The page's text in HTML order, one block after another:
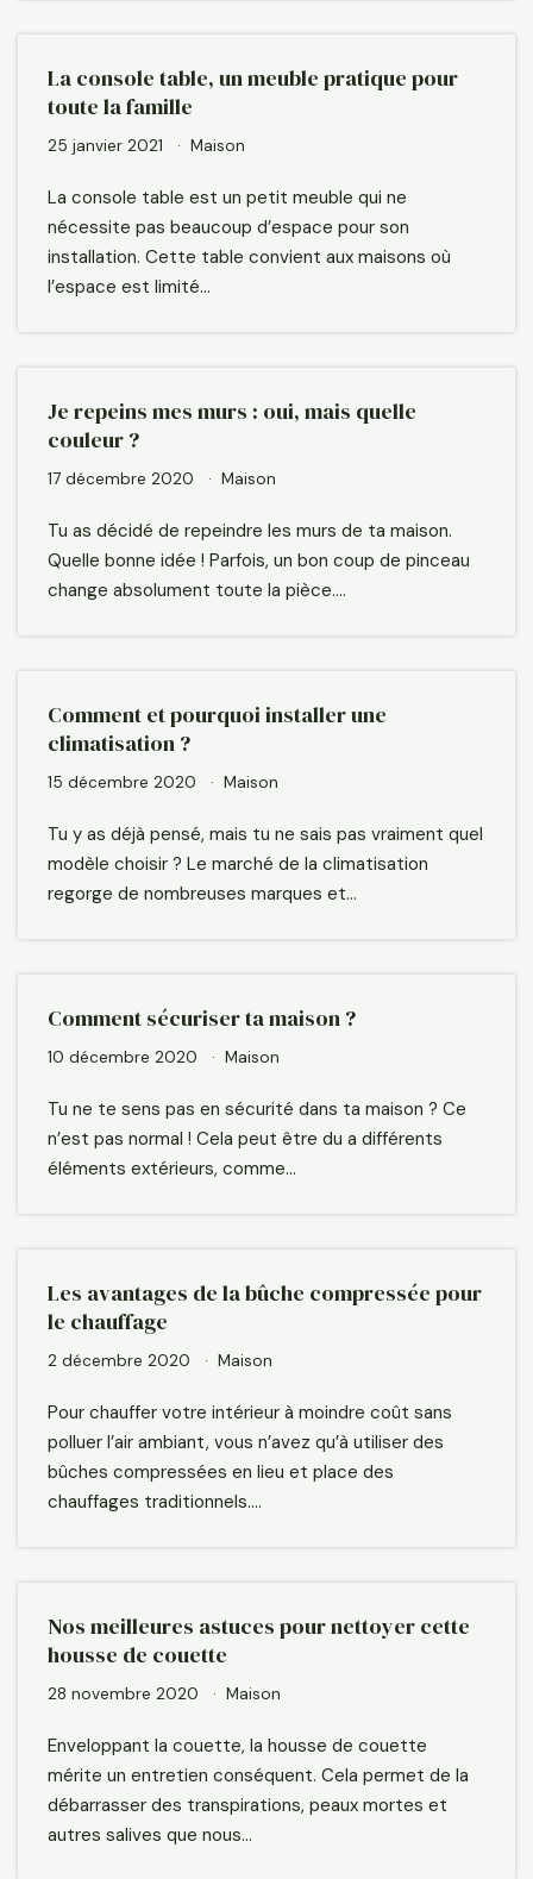
La console table, un meuble pratique pour
toute la famille
25 janvier 2021 Maison
La console table est un petit meuble qui ne
nécessite pas beaucoup d’espace pour son
installation. Cette table convient aux maisons où
l’espace est limité…
Je repeins mes murs : oui, mais quelle
couleur ?
17 décembre 2020 Maison
Tu as décidé de repeindre les murs de ta maison.
Quelle bonne idée ! Parfois, un bon coup de pinceau
change absolument toute la pièce.…
Comment et pourquoi installer une
climatisation ?
15 décembre 2020 Maison
Tu y as déjà pensé, mais tu ne sais pas vraiment quel
modèle choisir ? Le marché de la climatisation
regorge de nombreuses marques et…
Comment sécuriser ta maison ?
10 décembre 2020 Maison
Tu ne te sens pas en sécurité dans ta maison ? Ce
n’est pas normal ! Cela peut être du a différents
éléments extérieurs, comme…
Les avantages de la bûche compressée pour
le chauffage
2 décembre 2020 Maison
Pour chauffer votre intérieur à moindre coût sans
polluer l’air ambiant, vous n’avez qu’à utiliser des
bûches compressées en lieu et place des
chauffages traditionnels.…
Nos meilleures astuces pour nettoyer cette
housse de couette
28 novembre 2020 Maison
Enveloppant la couette, la housse de couette
mérite un entretien conséquent. Cela permet de la
débarrasser des transpirations, peaux mortes et
autres salives que nous…